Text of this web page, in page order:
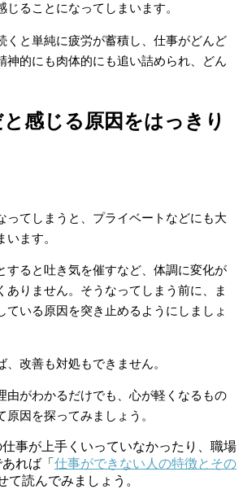
じることになってしまいます。
くと単純に疲労が蓄積し、仕事がどんど
神的にも肉体的にも追い詰められ、どん
感じる原因をはっきり
ってしまうと、プライベートなどにも大
います。
すると吐き気を催すなど、体調に変化が
ありません。そうなってしまう前に、ま
ている原因を突き止めるようにしましょ
、改善も対処もできません。
由がわかるだけでも、心が軽くなるもの
原因を探ってみましょう。
事が上手くいっていなかったり、職場
れば「 仕事ができない人の特徴とその
て読んでみましょう。